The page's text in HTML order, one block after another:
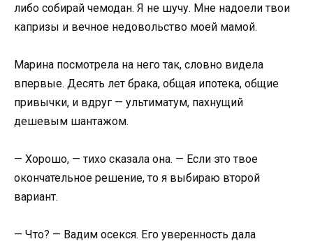
либо собирай чемодан. Я не шучу. Мне надоели твои
капризы и вечное недовольство моей мамой.
Марина посмотрела на него так, словно видела
впервые. Десять лет брака, общая ипотека, общие
привычки, и вдруг — ультиматум, пахнущий
дешевым шантажом.
— Хорошо, — тихо сказала она. — Если это твое
окончательное решение, то я выбираю второй
вариант.
— Что? — Вадим осекся. Его уверенность дала